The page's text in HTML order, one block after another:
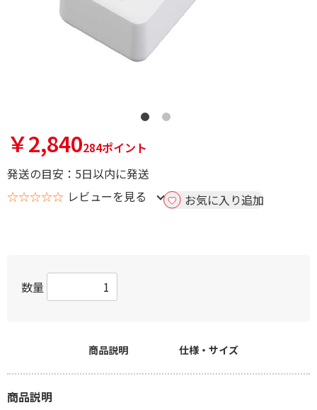
￥2,840284ポイント
発送の目安：5日以内に発送
☆☆☆☆☆ レビューを見る お気に入り追加
数量
商品説明 仕様・サイズ
商品説明